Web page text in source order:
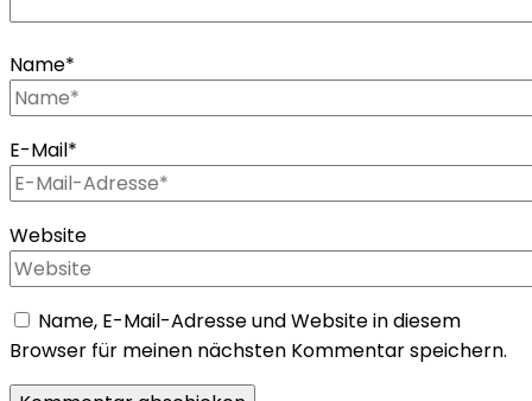
Name*
E-Mail*
Website
Name, E-Mail-Adresse und Website in diesem
Browser für meinen nächsten Kommentar speichern.